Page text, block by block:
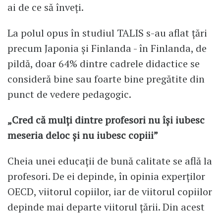
ai de ce să înveți.
La polul opus în studiul TALIS s-au aflat țări
precum Japonia și Finlanda - în Finlanda, de
pildă, doar 64% dintre cadrele didactice se
consideră bine sau foarte bine pregătite din
punct de vedere pedagogic.
„Cred că mulți dintre profesori nu își iubesc
meseria deloc și nu iubesc copiii”
Cheia unei educații de bună calitate se află la
profesori. De ei depinde, în opinia experților
OECD, viitorul copiilor, iar de viitorul copiilor
depinde mai departe viitorul țării. Din acest